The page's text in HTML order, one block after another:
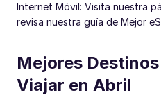
Internet Móvil: Visita nuestra
revisa nuestra guía de Mejor
Mejores
Viajar en Abril